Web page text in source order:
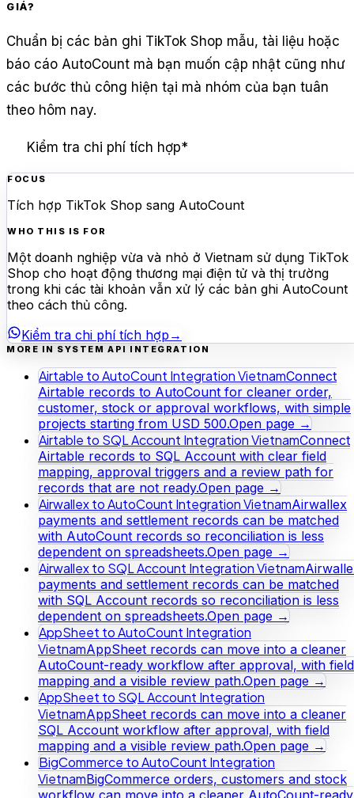
GIÁ?
Chuẩn bị các bản ghi TikTok Shop mẫu, tài liệu hoặc
báo cáo AutoCount mà bạn muốn cập nhật cũng như
các bước thủ công hiện tại mà nhóm của bạn tuân
theo hôm nay.
Kiểm tra chi phí tích hợp*
FOCUS
Tích hợp TikTok Shop sang AutoCount
WHO THIS IS FOR
Một doanh nghiệp vừa và nhỏ ở Vietnam sử dụng TikTok
Shop cho hoạt động thương mại điện tử và thị trường
trong khi các tài khoản vẫn xử lý các bản ghi AutoCount
theo cách thủ công.
Kiểm tra chi phí tích hợp →
MORE IN SYSTEM API INTEGRATION
Airtable to AutoCount Integration VietnamConnect
Airtable records to AutoCount for cleaner order,
customer, stock or approval workflows, with simple
projects starting from USD 500.Open page →
Airtable to SQL Account Integration VietnamConnect
Airtable records to SQL Account with clear field
mapping, approval triggers and a review path for
records that are not ready.Open page →
Airwallex to AutoCount Integration VietnamAirwallex
payments and settlement records can be matched
with AutoCount records so reconciliation is less
dependent on spreadsheets.Open page →
Airwallex to SQL Account Integration Vietnam
payments and settlement records can be matched
with SQL Account records so reconciliation is less
dependent on spreadsheets.Open page →
AppSheet to AutoCount Integration
VietnamAppSheet records can move into a cleaner
AutoCount-ready workflow after approval, with field
mapping and a visible review path.Open page →
AppSheet to SQL Account Integration
VietnamAppSheet records can move into a cleaner
SQL Account workflow after approval, with field
mapping and a visible review path.Open page →
BigCommerce to AutoCount Integration
VietnamBigCommerce orders, customers and stock